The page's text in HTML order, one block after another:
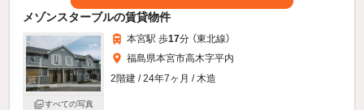
メゾンスターブルの賃貸物件
すべての写真
本宮駅 歩17分 （東北線）
福島県本宮市高木字平内
2階建 / 24年7ヶ月 / 木造